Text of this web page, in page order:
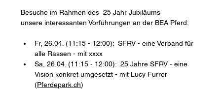
Besuche im Rahmen des  25 Jahr Jubiläums
unsere interessanten Vorführungen an der BEA Pferd:
Fr, 26.04. (11:15 - 12:00):  SFRV - eine Verband für
alle Rassen - mit xxxx
Sa, 26.04. (11:15 - 12:00):  25 Jahre SFRV - eine
Vision konkret umgesetzt - mit Lucy Furrer
(Pferdepark.ch)